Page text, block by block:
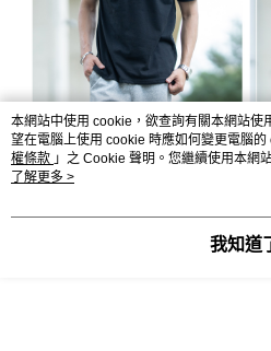
本網站中使用 cookie，欲查詢有關本網站使
望在電腦上使用 cookie 時應如何變更電腦
權條款 」之 Cookie 聲明。您繼續使用本網
用條款之 Cookie 聲明使用 cookie。
了解更多 >
我知道